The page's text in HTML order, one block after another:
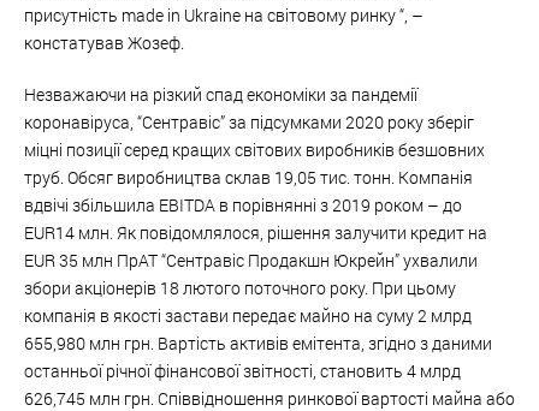
присутність made in Ukraine на світовому ринку “, –
констатував Жозеф.
Незважаючи на різкий спад економіки за пандемії
коронавіруса, “Сентравіс” за підсумками 2020 року зберіг
міцні позиції серед кращих світових виробників безшовних
труб. Обсяг виробництва склав 19,05 тис. тонн. Компанія
вдвічі збільшила EBITDA в порівнянні з 2019 роком – до
EUR14 млн. Як повідомлялося, рішення залучити кредит на
EUR 35 млн ПрАТ “Сентравіс Продакшн Юкрейн” ухвалили
збори акціонерів 18 лютого поточного року. При цьому
компанія в якості застави передає майно на суму 2 млрд
655,980 млн грн. Вартість активів емітента, згідно з даними
останньої річної фінансової звітності, становить 4 млрд
626,745 млн грн. Співвідношення ринкової вартості майна або